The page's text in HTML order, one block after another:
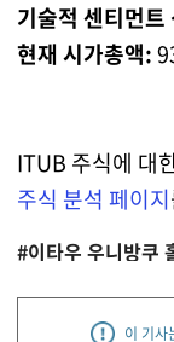
기술적 센티먼트
현재 시가총액:
ITUB 주식에 대
주식 분석 페이지
#이타우 우니방쿠
이 기사